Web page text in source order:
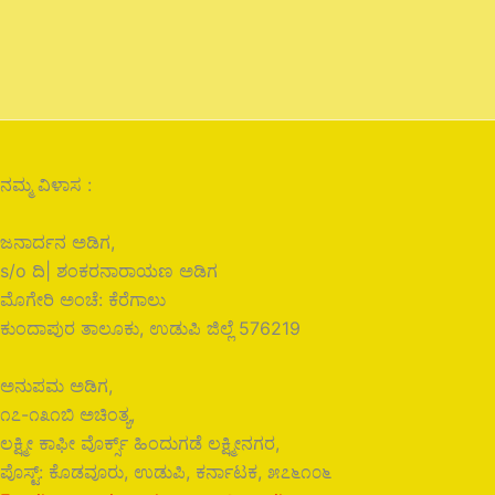
ನಮ್ಮ ವಿಳಾಸ :
ಜನಾರ್ದನ ಅಡಿಗ,
s/o ದಿ| ಶಂಕರನಾರಾಯಣ ಅಡಿಗ
ಮೊಗೇರಿ ಅಂಚೆ: ಕೆರೆಗಾಲು
ಕುಂದಾಪುರ ತಾಲೂಕು, ಉಡುಪಿ ಜಿಲ್ಲೆ 576219
ಅನುಪಮ ಅಡಿಗ,
೧೭-೧೩೧ಬಿ ಅಚಿಂತ್ಯ,
ಲಕ್ಷ್ಮೀ ಕಾಫೀ ವೊರ್ಕ್ಸ್ ಹಿಂದುಗಡೆ ಲಕ್ಷ್ಮೀನಗರ,
ಪೊಸ್ಟ್: ಕೊಡವೂರು, ಉಡುಪಿ, ಕರ್ನಾಟಕ, ೫೭೬೧೦೬